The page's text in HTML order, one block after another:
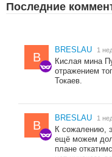
Последние
B
BRESLAU 1
Кислая мина
отражением
Токаев.
B
BRESLAU 1
К сожалению,
ещё можем
плане